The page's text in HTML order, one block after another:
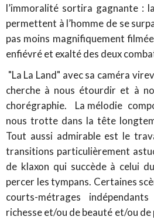
l’immoralité sortira gagnante :
permettent à l’homme de se
pas moins magnifiquement
enfiévré et exalté des deux
"La La Land" avec sa caméra
cherche à nous étourdir et à
chorégraphie. La mélodie
nous trotte dans la tête
Tout aussi admirable est le
transitions particulièrement
de klaxon qui succède à celui
percer les tympans. Certaines
courts-métrages
richesse et/ou de beauté et/ou de